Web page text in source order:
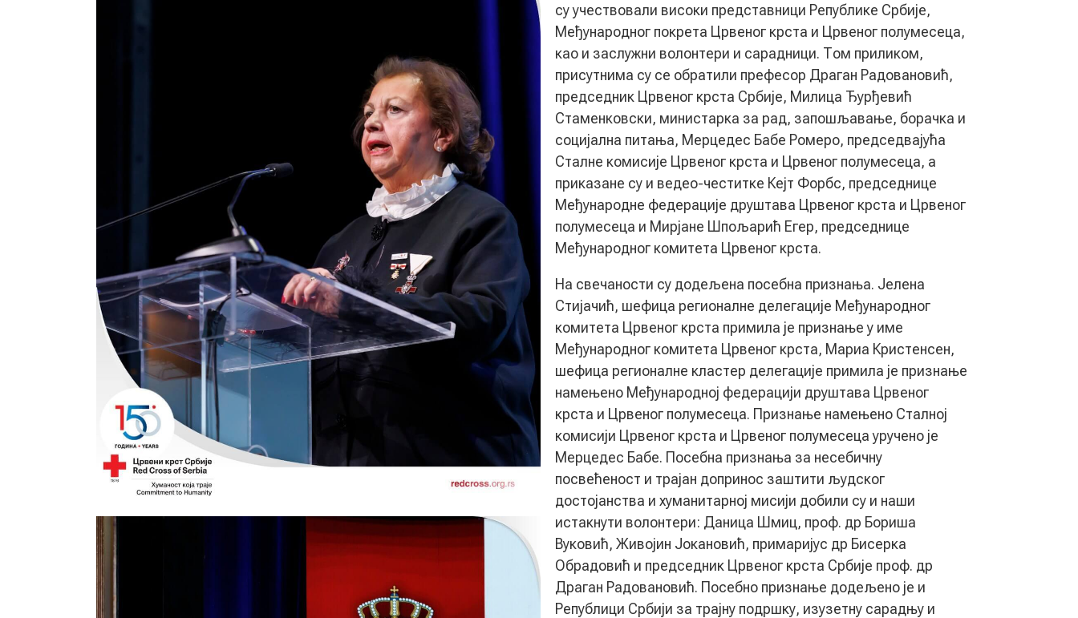
су учествовали високи представници Републике Србије,
Међународног покрета Црвеног крста и Црвеног полумесеца,
као и заслужни волонтери и сарадници. Том приликом,
присутнима су се обратили префесор Драган Радовановић,
председник Црвеног крста Србије, Милица Ђурђевић
Стаменковски, министарка за рад, запошљавање, борачка и
социјална питања, Мерцедес Бабе Ромеро, председвајућа
Сталне комисије Црвеног крста и Црвеног полумесеца, а
приказане су и ведео-честитке Кејт Форбс, председнице
Међународне федерације друштава Црвеног крста и Црвеног
полумесеца и Мирјане Шпољарић Егер, председнице
Међународног комитета Црвеног крста.
На свечаности су додељена посебна признања. Јелена
Стијачић, шефица регионалне делегације Међународног
комитета Црвеног крста примила је признање у име
Међународног комитета Црвеног крста, Мариа Кристенсен,
шефица регионалне кластер делегације примила је признање
намењено Међународној федерацији друштава Црвеног
крста и Црвеног полумесеца. Признање намењено Сталној
комисији Црвеног крста и Црвеног полумесеца уручено је
Мерцедес Бабе. Посебна признања за несебичну
посвећеност и трајан допринос заштити људског
достојанства и хуманитарној мисији добили су и наши
истакнути волонтери: Даница Шмиц, проф. др Бориша
Вуковић, Живојин Јокановић, примаријус др Бисерка
Обрадовић и председник Црвеног крста Србије проф. др
Драган Радовановић. Посебно признање додељено је и
Републици Србији за трајну подршку, изузетну сарадњу и